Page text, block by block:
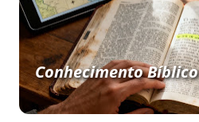
Conhecimento Bíblico